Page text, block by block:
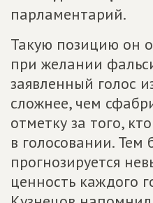
парламентарий.
Такую позицию он
при желании
заявленный голос
сложнее, чем
отметку за того,
в голосовании. Тем
прогнозируется
ценность каждого